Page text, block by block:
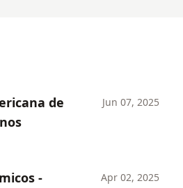
de
Jun 07, 2025
-
Apr 02, 2025